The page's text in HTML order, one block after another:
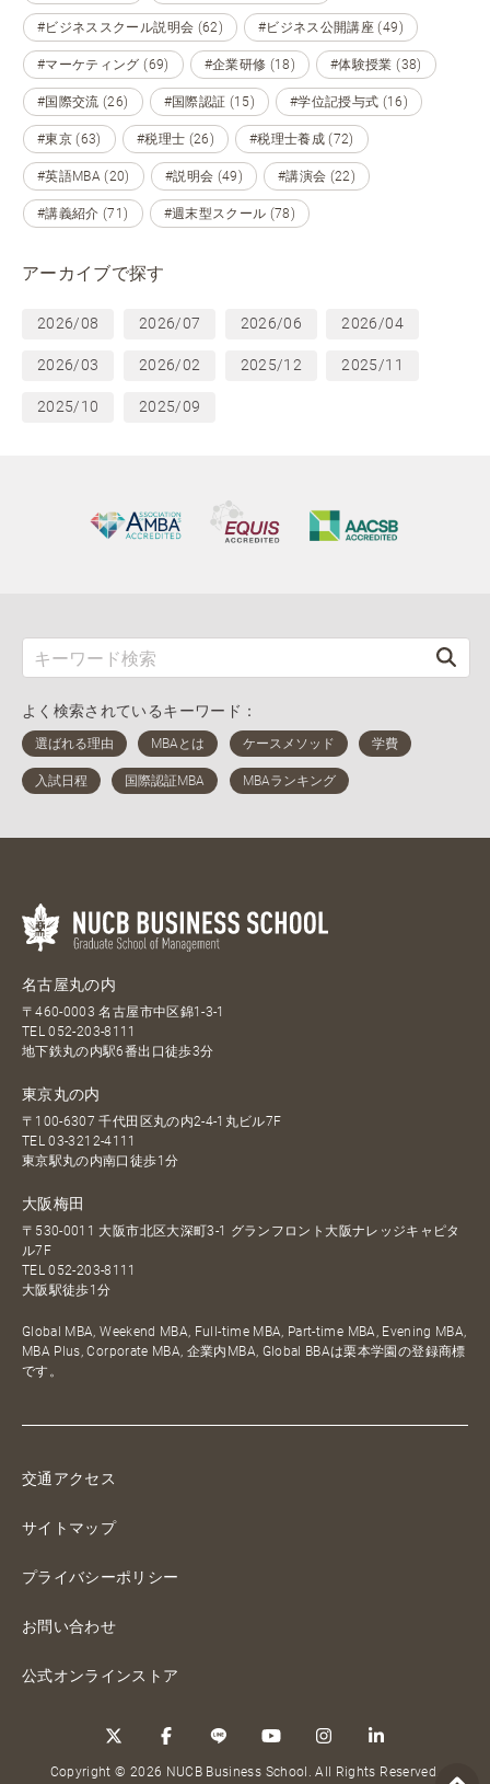
#ビジネススクール説明会 (62) #ビジネス公開講座 (49)
#マーケティング (69) #企業研修 (18) #体験授業 (38)
#国際交流 (26) #国際認証 (15) #学位記授与式 (16)
#東京 (63) #税理士 (26) #税理士養成 (72)
#英語MBA (20) #説明会 (49) #講演会 (22)
#講義紹介 (71) #週末型スクール (78)
アーカイブで探す
2026/08 2026/07 2026/06 2026/04
2026/03 2026/02 2025/12 2025/11
2025/10 2025/09
よく検索されているキーワード：
名古屋丸の内
〒460-0003 名古屋市中区錦1-3-1
TEL052-203-8111
地下鉄丸の内駅6番出口徒歩3分
東京丸の内
〒100-6307 千代田区丸の内2-4-1丸ビル7F
TEL03-3212-4111
東京駅丸の内南口徒歩1分
大阪梅田
〒530-0011 大阪市北区大深町3-1 グランフロント大阪ナレッジキャピタ
ル7F
TEL052-203-8111
大阪駅徒歩1分
Global MBA, Weekend MBA, Full-time MBA, Part-time MBA, Evening MBA,
MBA Plus, Corporate MBA, 企業内MBA, Global BBAは栗本学園の登録商標
です。
交通アクセス
サイトマップ
プライバシーポリシー
お問い合わせ
公式オンラインストア
Copyright © 2026 NUCB Business School. All Rights Reserved.